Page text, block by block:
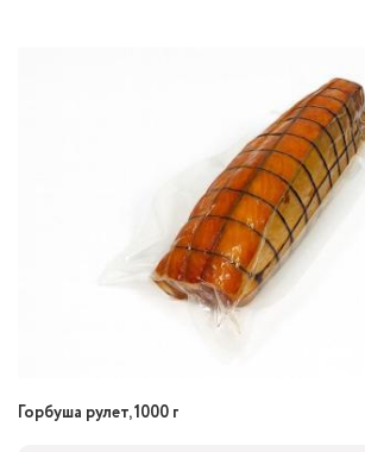
Горбуша рулет, 1000 г